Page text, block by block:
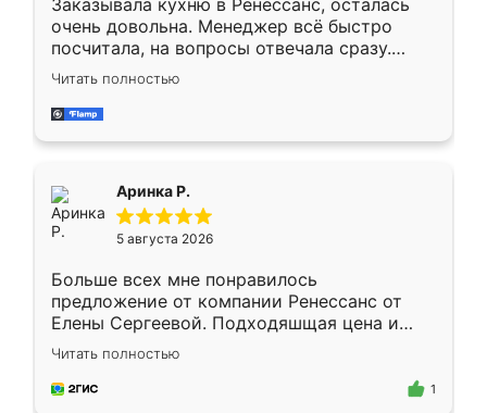
Заказывала кухню в Ренессанс, осталась
очень довольна. Менеджер всё быстро
посчитала, на вопросы отвечала сразу.
Замерщик приехал в субботу, подошёл к
делу со всей ответственностью. Собрали
за день, ребята работали аккуратно, даже
Читать полностью
Аринка Р.
5 августа 2026
Больше всех мне понравилось
предложение от компании Ренессанс от
Елены Сергеевой. Подходяшщая цена и
короткие сроки изготовления. Приехавший
для замера сотрудник Владислав
предложил по моему эскизу самый
Читать полностью
1